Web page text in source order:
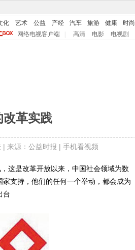
化 艺术 公益 产经 汽车 旅游 健康 时尚
网络电视客户端 高清 电影 电视剧
改革实践
| 来源：公益时报 | 手机看视频
这是改革开放以来，中国社会领域为数
支持，他们的任何一个举动，都会成为
台